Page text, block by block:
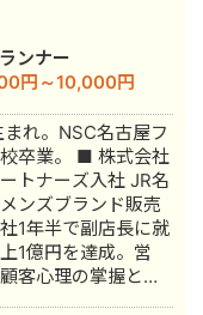
会社勤務。人材
に担当。 2024年11
活かして独立し、
を設立。 ホームペ
■実績
告運用 ・出張買取
など、好調
・StockSun営業
トルくん」、
広告運用を担当。
大手企業のWebマ
携わり、Web広告
。費用対効果を
ンナー
円～10,000円
れ。NSC名古屋フ
■ 株式会社
ナーズ入社 JR名
ンズブランド販売
1年半で副店長に就
1億円を達成。営
客心理の掌握と売